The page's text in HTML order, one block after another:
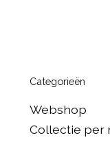
Categorieën
Webshop
Collectie per